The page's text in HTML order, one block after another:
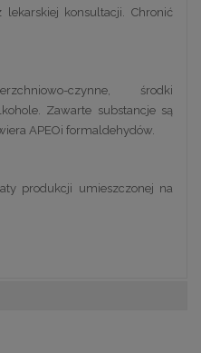
konsultacji. Chronić
czynne, środki
Zawarte substancje są
APEOi formaldehydów.
produkcji umieszczonej na